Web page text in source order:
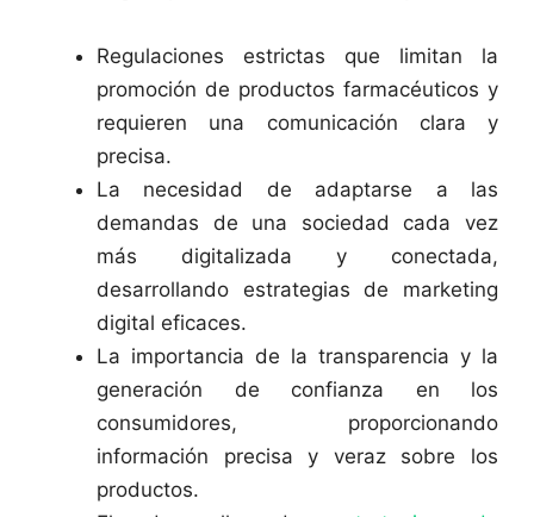
Regulaciones estrictas que limitan la
promoción de productos farmacéuticos y
requieren una comunicación clara y
precisa.
La necesidad de adaptarse a las
demandas de una sociedad cada vez
más digitalizada y conectada,
desarrollando estrategias de marketing
digital eficaces.
La importancia de la transparencia y la
generación de confianza en los
consumidores, proporcionando
información precisa y veraz sobre los
productos.